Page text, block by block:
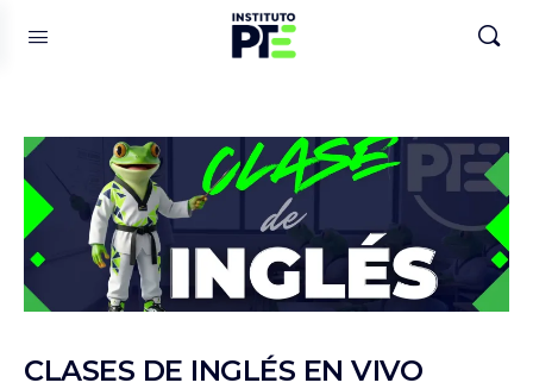
CLASES DE INGLÉS EN VIVO